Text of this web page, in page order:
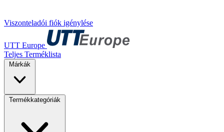
Viszonteladói fiók igénylése
UTT Europe
Teljes Terméklista
Márkák
Termékkategóriák